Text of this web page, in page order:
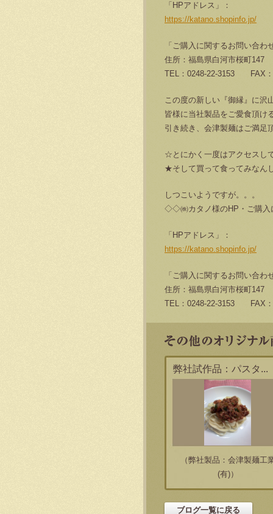
「HPアドレス」：
https://katano.shopinfo.jp/
「ご購入に関するお問い合
住所：福島県白河市桜町147
TEL：0248-22-3153 FAX：
この度の新しい『御縁』に沢
皆様に当社製品をご愛食頂け
引き続き、会津製麺はご満足
☆とにかく一度はアクセスし
★そして買って食ってみなん
しつこいようですが。。。
◇◇㈱カタノ様のHP・ご購
「HPアドレス」：
https://katano.shopinfo.jp/
「ご購入に関するお問い合
住所：福島県白河市桜町147
TEL：0248-22-3153 FAX：
弊社試作品：パスタ...
（弊社製品：会津製麺工
(有)）